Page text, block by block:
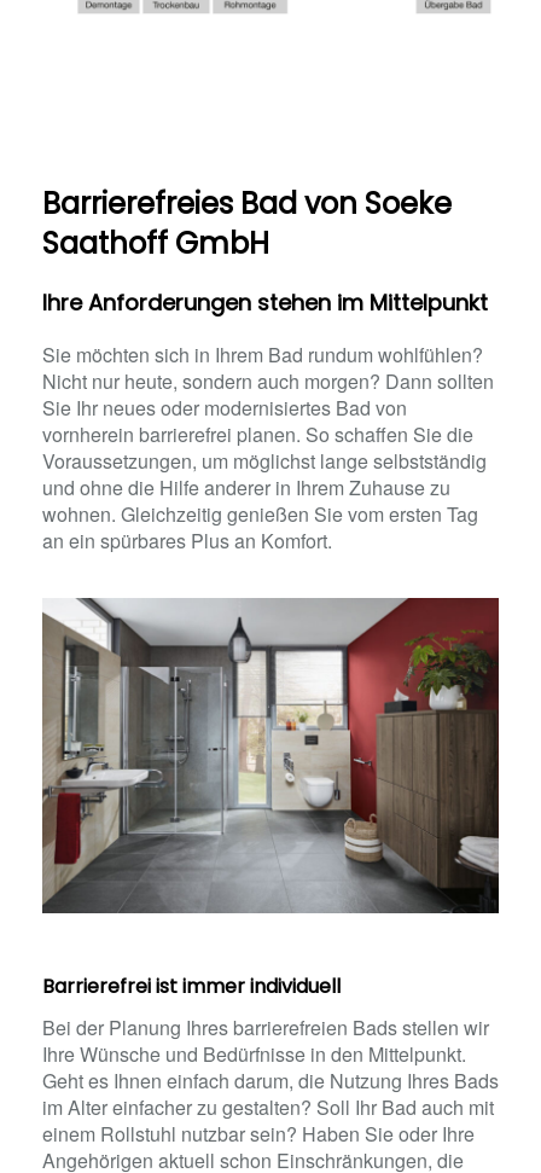
Barrierefreies Bad von Soeke
Saathoff GmbH
Ihre Anforderungen stehen im Mittelpunkt
Sie möchten sich in Ihrem Bad rundum wohlfühlen?
Nicht nur heute, sondern auch morgen? Dann sollten
Sie Ihr neues oder modernisiertes Bad von
vornherein barrierefrei planen. So schaffen Sie die
Voraussetzungen, um möglichst lange selbstständig
und ohne die Hilfe anderer in Ihrem Zuhause zu
wohnen. Gleichzeitig genießen Sie vom ersten Tag
an ein spürbares Plus an Komfort.
Barrierefrei ist immer individuell
Bei der Planung Ihres barrierefreien Bads stellen wir
Ihre Wünsche und Bedürfnisse in den Mittelpunkt.
Geht es Ihnen einfach darum, die Nutzung Ihres Bads
im Alter einfacher zu gestalten? Soll Ihr Bad auch mit
einem Rollstuhl nutzbar sein? Haben Sie oder Ihre
Angehörigen aktuell schon Einschränkungen, die